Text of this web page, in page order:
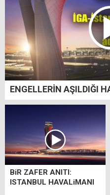
ENGELLERİN AŞILDIĞI
BiR ZAFER ANITI:
ISTANBUL HAVALiMANI